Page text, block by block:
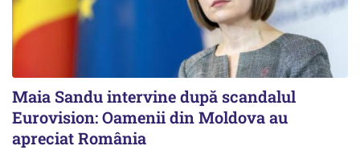
Maia Sandu intervine după scandalul
Eurovision: Oamenii din Moldova au
apreciat România